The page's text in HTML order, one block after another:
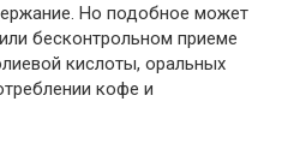
Но подобное может
бесконтрольном приеме
кислоты, оральных
кофе и